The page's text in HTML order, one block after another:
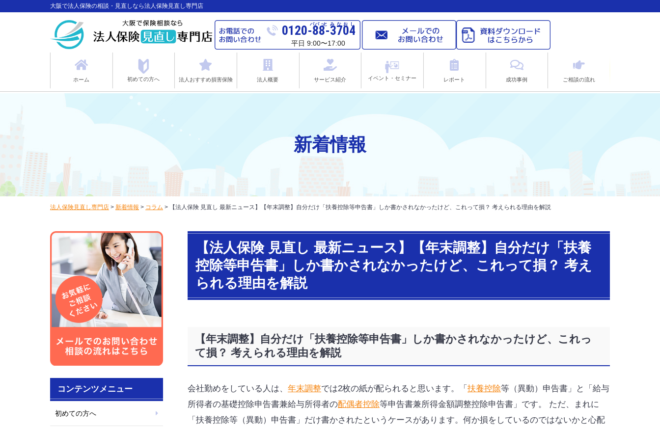
大阪で法人保険の相談・見直しなら法人保険見直し専門店
パパ ッと みなおし
0120-88-3704
平日 9:00〜17:00
ホーム 初めての方へ 法人おすすめ損害保険 法人概要 サービス紹介 イベント・セミナー レポート 成功事例 ご相談の流れ
新着情報
法人保険見直し専門店 > 新着情報 > コラム > 【法人保険 見直し 最新ニュース】【年末調整】自分だけ「扶養控除等申告書」しか書かされなかったけど、これって損？ 考えられる理由を解説
【法人保険 見直し 最新ニュース】【年末調整】自分だけ「扶養
控除等申告書」しか書かされなかったけど、これって損？ 考え
られる理由を解説
【年末調整】自分だけ「扶養控除等申告書」しか書かされなかったけど、これっ
て損？ 考えられる理由を解説
会社勤めをしている人は、 年末調整では2枚の紙が配られると思います。「 扶養控除等（異動）申告書」と「給与
所得者の基礎控除申告書兼給与所得者の配偶者控除等申告書兼所得金額調整控除申告書」です。 ただ、まれに
「扶養控除等（異動）申告書」だけ書かされたというケースがあります。何か損をしているのではないかと心配
コンテンツメニュー
初めての方へ